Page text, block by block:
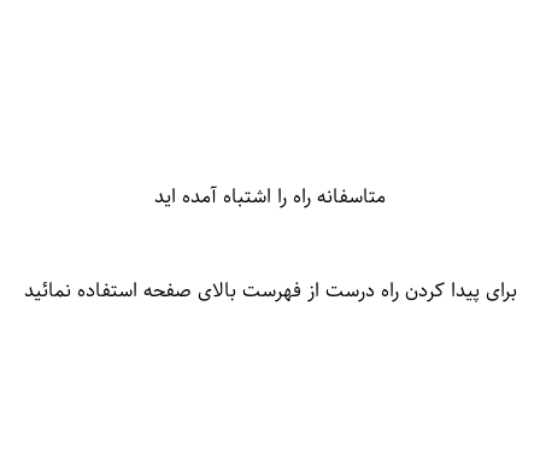
متاسفانه راه را اشتباه آمده اید
برای پیدا کردن راه درست از فهرست بالای صفحه استفاده نمائید